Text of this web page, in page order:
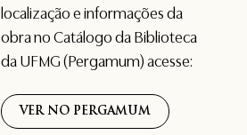
localização e informações da
obra no Catálogo da Biblioteca
da UFMG (Pergamum) acesse:
VER NO PERGAMUM